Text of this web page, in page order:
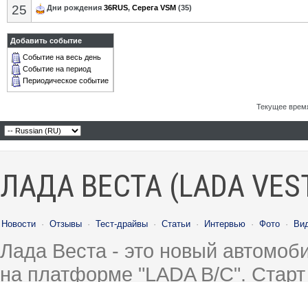
25 Дни рождения 36RUS, Серега VSM (35)
Добавить событие
Событие на весь день
Событие на период
Периодическое событие
Текущее
ЛАДА ВЕСТА (LADA
Новости · Отзывы · Тест-драйвы · Статьи · Интервью · Фото ·
Лада Веста - это новый
на платформе "LADA B/C".